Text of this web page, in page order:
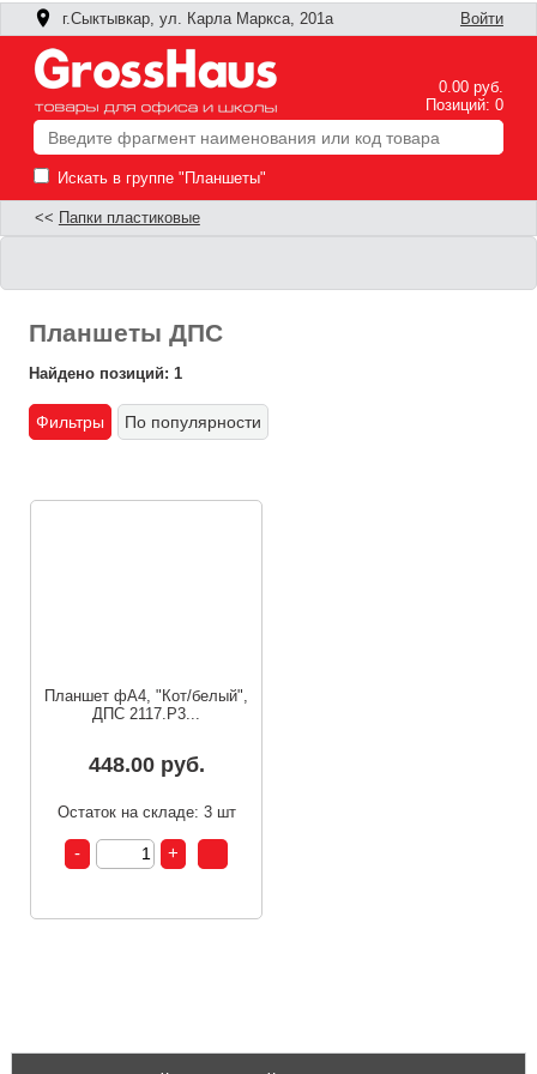
г.Сыктывкар, ул. Карла Маркса, 201а Войти
0.00 руб.
Позиций: 0
Искать в группе "Планшеты"
<< Папки пластиковые
Планшеты ДПС
Найдено позиций: 1
Фильтры По популярности
Планшет фА4, "Кот/белый",
ДПС 2117.Р3...
448.00 руб.
Остаток на складе: 3 шт